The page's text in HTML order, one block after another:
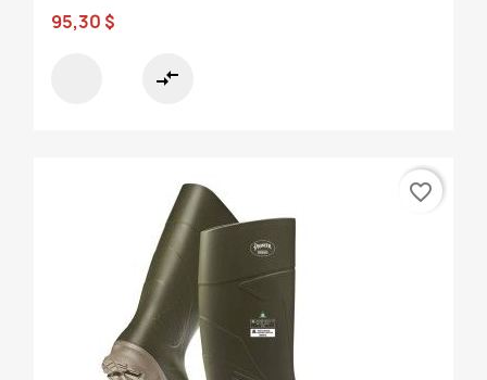
95,30 $
compare_arrows
favorite_border